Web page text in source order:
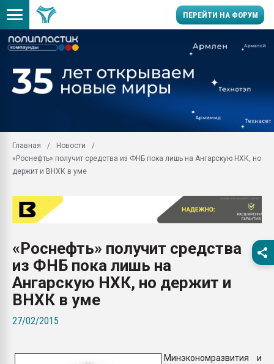
ПЕРЕЙТИ НА ФОРУМ
производство SPC
заводу пластмасс"
28.07.2026
первый план в
28.07.2026
ситуацией на
Всё, что касается
Главная
Новости
«Роснефть» получит средства из ФНБ пока лишь на Ангарскую НХК, но
держит и ВНХК в уме
«Роснефть» получит средства
из ФНБ пока лишь на
Ангарскую НХК, но держит и
ВНХК в уме
27/02/2015
Минэкономразвития и